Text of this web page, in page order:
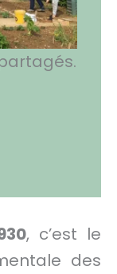
, c’est le
des